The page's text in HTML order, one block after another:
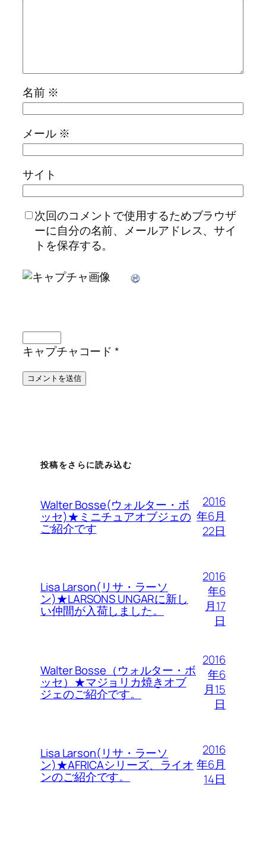
名前 ※
メール ※
サイト
次回のコメントで使用するためブラウザ
ーに自分の名前、メールアドレス、サイ
トを保存する。
キャプチャコード *
投稿をさらに読み込む
Walter Bosse(ウォルター・ボ
ッセ)★ミニチュアオブジェの
ご紹介です
2016
年6月
22日
Lisa Larson(リサ・ラーソ
ン)★LARSONS UNGARに新し
い仲間が入荷しました。
2016
年6
月17
日
Walter Bosse（ウォルター・ボ
ッセ）★マジョリカ焼きオブ
ジェのご紹介です。
2016
年6
月15
日
Lisa Larson(リサ・ラーソ
ン)★AFRICAシリーズ、ライオ
ンのご紹介です。
2016
年6月
14日